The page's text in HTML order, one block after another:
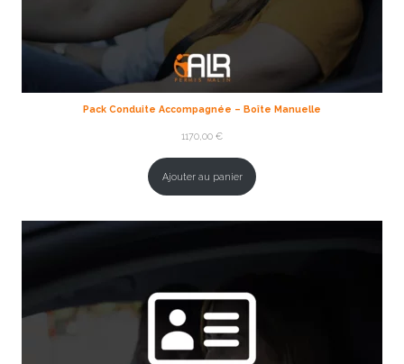
Pack Conduite Accompagnée – Boîte Manuelle
1170,00 €
Ajouter au panier